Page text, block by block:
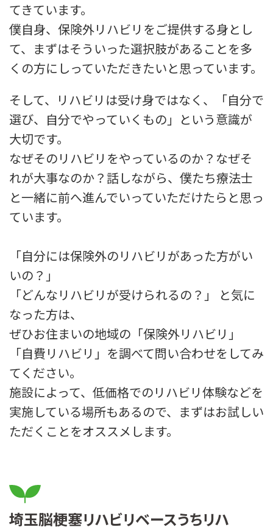
てきています。
僕自身、保険外リハビリをご提供する身とし
て、まずはそういった選択肢があることを多
くの方にしっていただきたいと思っています。
そして、リハビリは受け身ではなく、「自分で
選び、自分でやっていくもの」という意識が
大切です。
なぜそのリハビリをやっているのか？なぜそ
れが大事なのか？話しながら、僕たち療法士
と一緒に前へ進んでいっていただけたらと思っ
ています。
「自分には保険外のリハビリがあった方がい
いの？」
「どんなリハビリが受けられるの？」 と気に
なった方は、
ぜひお住まいの地域の「保険外リハビリ」
「自費リハビリ」を調べて問い合わせをしてみ
てください。
施設によって、低価格でのリハビリ体験などを
実施している場所もあるので、まずはお試しい
ただくことをオススメします。
埼玉脳梗塞リハビリベースうちリハ